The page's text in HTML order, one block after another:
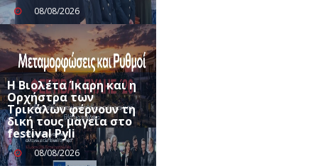
08/08/2026
Η Βιολέτα Ίκαρη και η
Ορχήστρα των
Τρικάλων φέρνουν τη
δική τους μαγεία στο
festival Pyli
08/08/2026